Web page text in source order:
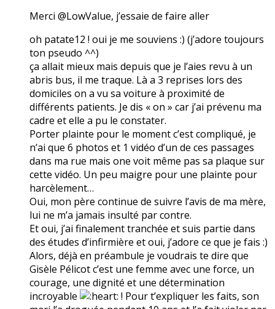
Merci @LowValue, j’essaie de faire aller
oh patate12 ! oui je me souviens :) (j’adore toujours
ton pseudo ^^)
ça allait mieux mais depuis que je l’aies revu à un
abris bus, il me traque. Là a 3 reprises lors des
domiciles on a vu sa voiture à proximité de
différents patients. Je dis « on » car j’ai prévenu ma
cadre et elle a pu le constater.
Porter plainte pour le moment c’est compliqué, je
n’ai que 6 photos et 1 vidéo d’un de ces passages
dans ma rue mais one voit même pas sa plaque sur
cette vidéo. Un peu maigre pour une plainte pour
harcèlement…
Oui, mon père continue de suivre l’avis de ma mère,
lui ne m’a jamais insulté par contre.
Et oui, j’ai finalement tranchée et suis partie dans
des études d’infirmière et oui, j’adore ce que je fais :)
Alors, déjà en préambule je voudrais te dire que
Gisèle Pélicot c’est une femme avec une force, un
courage, une dignité et une détermination
incroyable
! Pour t’expliquer les faits, son